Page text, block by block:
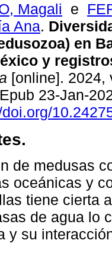
Magali e
Ana.
en
y
[online]. 2024,
23-Jan-
de medusas
oceánicas y
tiene cierta
de agua lo
y su